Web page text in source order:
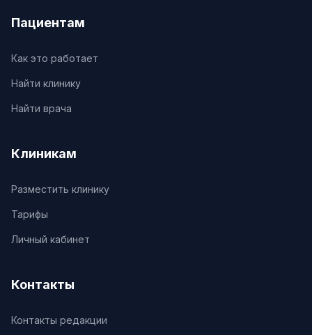
Пациентам
Как это работает
Найти клинику
Найти врача
Клиникам
Разместить клинику
Тарифы
Личный кабинет
Контакты
Контакты редакции